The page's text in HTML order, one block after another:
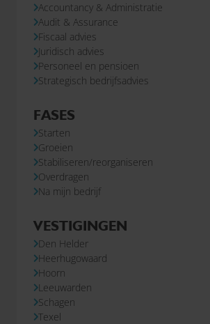
Accountancy & Administratie
Audit & Assurance
Fiscaal advies
Juridisch advies
Personeel en pensioen
Strategisch bedrijfsadvies
FASES
Starten
Groeien
Stabiliseren/reorganiseren
Overdragen
Na mijn bedrijf
VESTIGINGEN
Den Helder
Heerhugowaard
Hoorn
Leeuwarden
Schagen
Texel